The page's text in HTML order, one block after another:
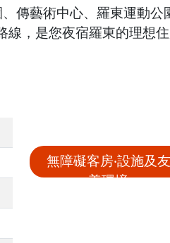
傳藝術中心、羅東運動公
，是您夜宿羅東的理想
無障礙客房‧設施及友
善環境